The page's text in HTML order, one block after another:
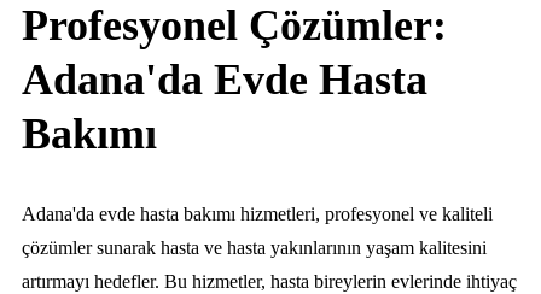
Profesyonel Çözümler:
Adana'da Evde Hasta
Bakımı
Adana'da evde hasta bakımı hizmetleri, profesyonel ve kaliteli
çözümler sunarak hasta ve hasta yakınlarının yaşam kalitesini
artırmayı hedefler. Bu hizmetler, hasta bireylerin evlerinde ihtiyaç